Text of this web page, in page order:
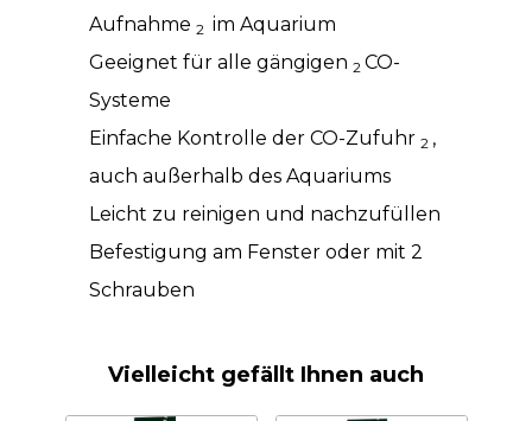
Aufnahme 2 im Aquarium
Geeignet für alle gängigen 2 CO-
Systeme
Einfache Kontrolle der CO-Zufuhr 2 ,
auch außerhalb des Aquariums
Leicht zu reinigen und nachzufüllen
Befestigung am Fenster oder mit 2
Schrauben
Vielleicht gefällt Ihnen auch